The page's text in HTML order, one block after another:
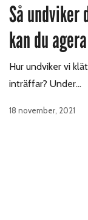
Så
kan du
Hur undviker vi
inträffar? Under…
18 november, 2021